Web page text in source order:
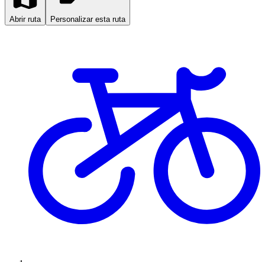
Abrir ruta Personalizar esta ruta